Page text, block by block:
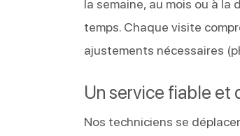
la semaine, au mois ou à
temps. Chaque visite
ajustements nécessaires
Un service fiable et
Nos techniciens se